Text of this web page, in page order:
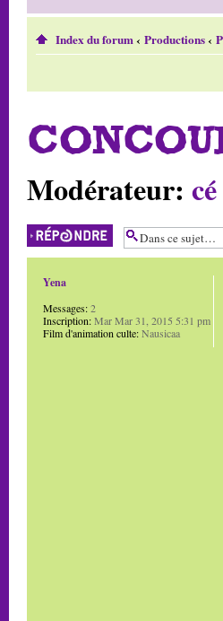
Index du forum‹ Productions‹
Modérateur: cé
Répondre
Yena
Messages:2
Inscription:Mar Mar 31, 2015 5:31 pm
Film d'animation culte:Nausicaa